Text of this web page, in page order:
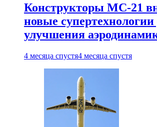
Конструкторы МС-21
новые супертехнологии
улучшения
4 месяца спустя4 месяца спустя